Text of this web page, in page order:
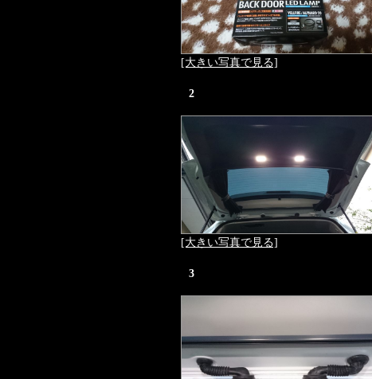
[大きい写真で見る]
2
[大きい写真で見る]
3